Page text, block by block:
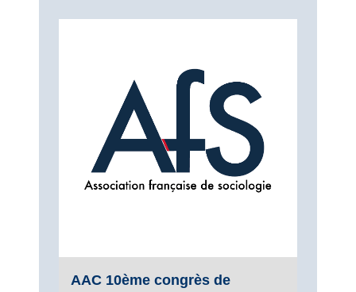
AAC 10ème congrès de